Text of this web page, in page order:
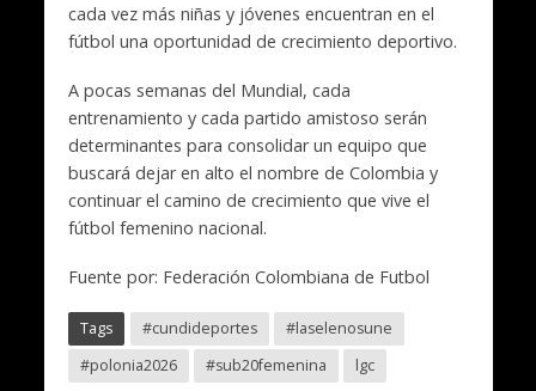
cada vez más niñas y jóvenes encuentran en el
fútbol una oportunidad de crecimiento deportivo.
A pocas semanas del Mundial, cada
entrenamiento y cada partido amistoso serán
determinantes para consolidar un equipo que
buscará dejar en alto el nombre de Colombia y
continuar el camino de crecimiento que vive el
fútbol femenino nacional.
Fuente por: Federación Colombiana de Futbol
Tags #cundideportes
#laselenosune
#polonia2026
#sub20femenina lgc